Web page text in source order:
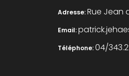
Adresse: Rue Jean
Email:
Téléphone: 04/